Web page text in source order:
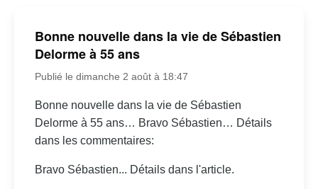
Bonne nouvelle dans la vie de Sébastien
Delorme à 55 ans
Publié le dimanche 2 août à 18:47
Bonne nouvelle dans la vie de Sébastien
Delorme à 55 ans… Bravo Sébastien… Détails
dans les commentaires:
Bravo Sébastien... Détails dans l'article.